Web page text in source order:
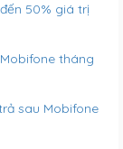
50% giá trị
tháng
sau Mobifone